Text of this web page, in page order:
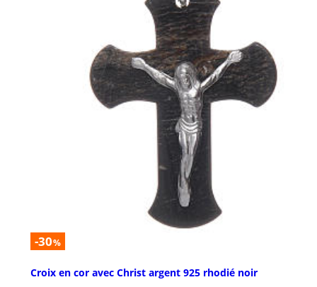
-30%
Croix en cor avec Christ argent 925 rhodié noir